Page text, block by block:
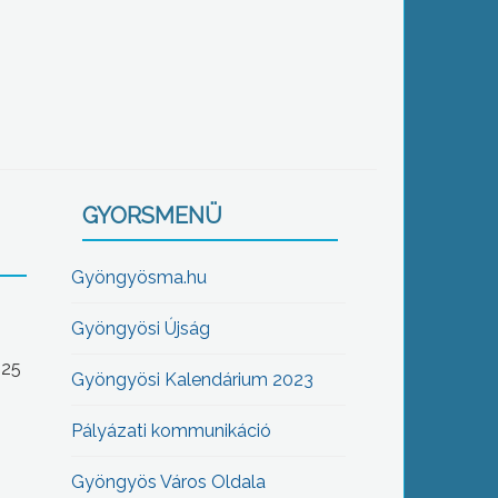
GYORSMENÜ
Gyöngyösma.hu
Gyöngyösi Újság
Gyöngyösi Kalendárium 2023
Pályázati kommunikáció
Gyöngyös Város Oldala